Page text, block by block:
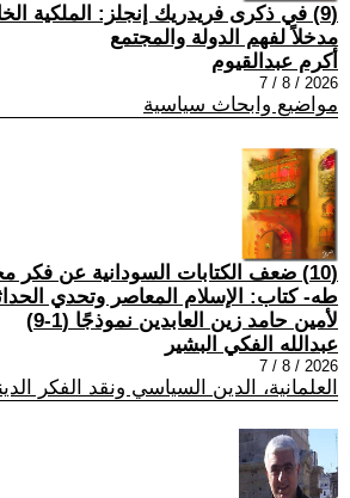
(9) في ذكرى فريدريك إنجلز: الملكية
مدخلاً لفهم الدولة والمجتمع
أكرم عبدالقيوم
2026 / 8 / 7
مواضيع وابحاث سياسية
(10) ضعف الكتابات السودانية عن فكر
لأمين حامد زين العابدين نموذجًا (1-9)
عبدالله الفكي البشير
2026 / 8 / 7
العلمانية، الدين السياسي ونقد الفكر